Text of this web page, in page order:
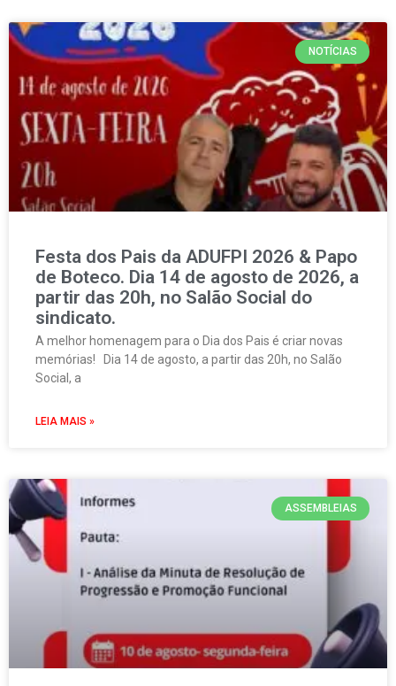
NOTÍCIAS
Festa dos Pais da ADUFPI 2026 & Papo
de Boteco. Dia 14 de agosto de 2026, a
partir das 20h, no Salão Social do
sindicato.
A melhor homenagem para o Dia dos Pais é criar novas
memórias! Dia 14 de agosto, a partir das 20h, no Salão
Social, a
LEIA MAIS »
ASSEMBLEIAS